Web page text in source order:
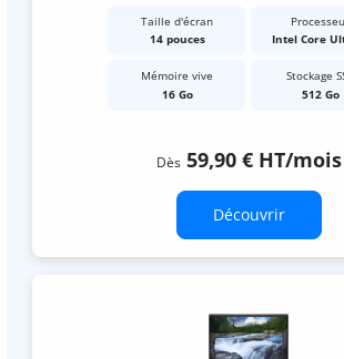
Taille d'écran
14 pouces
Intel Core
Mémoire vive
16 Go
Stockage
512 Go
Dès 59,90 € HT/mois
Découvrir